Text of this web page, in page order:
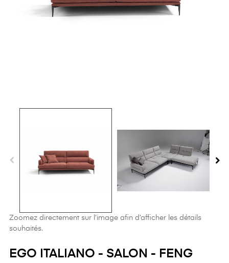
Zoomez directement sur l’image afin d’afficher les détails
souhaités.
EGO ITALIANO - SALON - FENG